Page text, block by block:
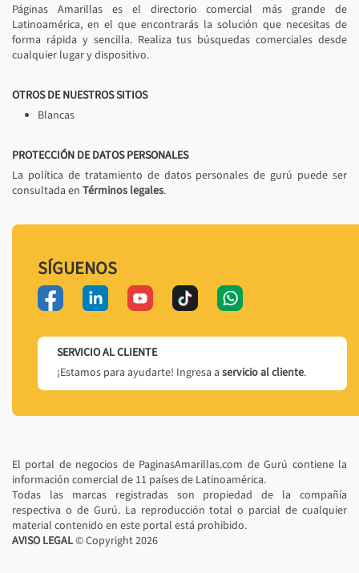
Páginas Amarillas es el directorio comercial más grande de
Latinoamérica, en el que encontrarás la solución que necesitas de
forma rápida y sencilla. Realiza tus búsquedas comerciales desde
cualquier lugar y dispositivo.
OTROS DE NUESTROS SITIOS
Blancas
PROTECCIÓN DE DATOS PERSONALES
La política de tratamiento de datos personales de gurú puede ser
consultada en Términos legales.
SÍGUENOS
SERVICIO AL CLIENTE
¡Estamos para ayudarte! Ingresa a servicio al cliente.
El portal de negocios de PaginasAmarillas.com de Gurú contiene la
información comercial de 11 países de Latinoamérica.
Todas las marcas registradas son propiedad de la compañía
respectiva o de Gurú. La reproducción total o parcial de cualquier
material contenido en este portal está prohibido.
AVISO LEGAL© Copyright2026